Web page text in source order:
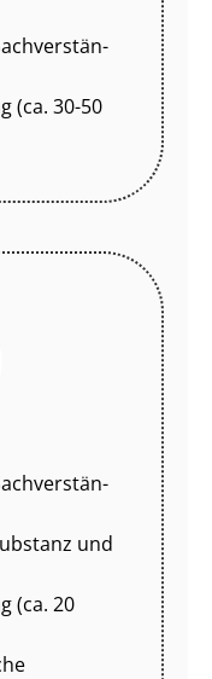
(ca. 30-50
und
(ca. 20